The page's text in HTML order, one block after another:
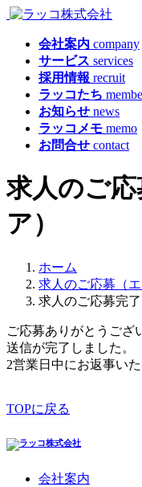
会社案内 company
サービス services
採用情報 recruit
ラッコたち
お知らせ news
ラッコメモ memo
お問合せ contact
求人のご
ア）
ホーム
求人のご応募（エ
求人のご応募完了
ご応募ありがとうござ
送信が完了しました。
2営業日中にお返事いた
TOPに戻る
会社案内